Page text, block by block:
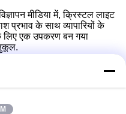
मीडिया में, क्रिस्टल लाइट
प्रभाव के साथ व्यापारियों के
लिए एक उपकरण बन गया